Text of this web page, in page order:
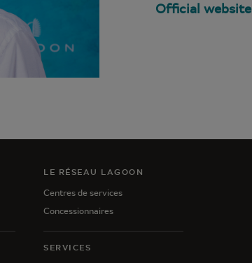
Official website
LE RÉSEAU LAGOON
Centres de services
Concessionnaires
SERVICES